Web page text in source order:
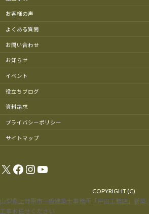
お客様の声
よくある質問
お問い合わせ
お知らせ
イベント
役立ちブログ
資料請求
プライバシーポリシー
サイトマップ
X Facebook
Instagram
YouTube
COPYRIGHT (C)
山梨県上野原市一級建築士事務所「戸田工務店」新築
工事お任せください